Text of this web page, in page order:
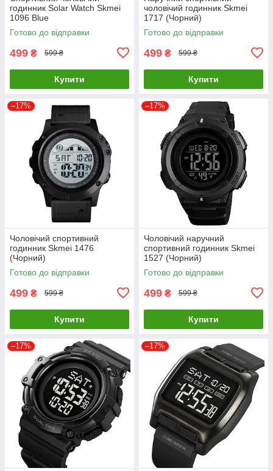
годинник Solar Watch Skmei
1096 Blue
Готово до відправки
499 ₴ 599 ₴
Купити
чоловічий годинник Skmei
1717 (Чорний)
Готово до відправки
499 ₴ 599 ₴
Купити
–17%
Чоловічий спортивний
годинник Skmei 1476
(Чорний)
Готово до відправки
499 ₴ 599 ₴
Купити
–17%
Чоловічий наручний
спортивний годинник Skmei
1527 (Чорний)
Готово до відправки
499 ₴ 599 ₴
Купити
–17% –17%